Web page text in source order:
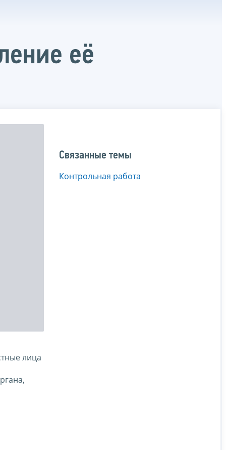
её
лица
Связанные темы
Контрольная работа